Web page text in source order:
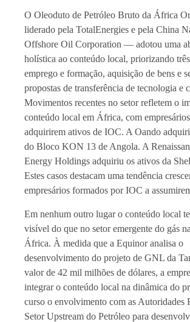
O Oleoduto de Petróleo Bruto da África
liderado pela TotalEnergies e pela China
Offshore Oil Corporation — adotou uma
holística ao conteúdo local, priorizando
emprego e formação, aquisição de bens e
propostas de transferência de tecnologia e
Movimentos recentes no setor refletem o
conteúdo local em África, com
adquirirem ativos de IOC. A Oando
do Bloco KON 13 de Angola. A
Energy Holdings adquiriu os ativos da
Estes casos destacam uma tendência
empresários formados por IOC a
Em nenhum outro lugar o conteúdo local
visível do que no setor emergente do gás
África. À medida que a Equinor analisa o
desenvolvimento do projeto de GNL da
valor de 42 mil milhões de dólares, a
integrar o conteúdo local na dinâmica do
curso o envolvimento com as Autoridades
Setor Upstream do Petróleo para